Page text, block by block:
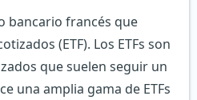
bancario francés que
(ETF). Los ETFs son
que suelen seguir un
una amplia gama de ETFs